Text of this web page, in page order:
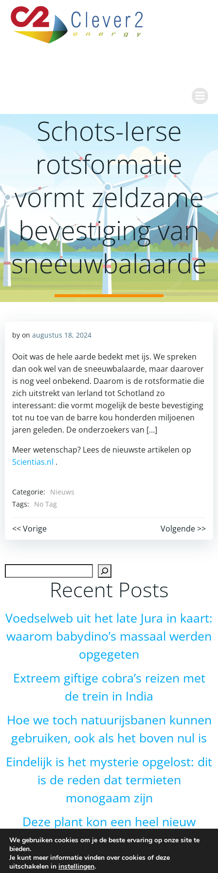
naar
de
inhoud
Schots-Ierse
rotsformatie
vormt zeldzame
bevestiging van
sneeuwbalaarde
by on augustus 18, 2024
Ooit was de hele aarde bedekt met ijs. We spreken
dan ook wel van de sneeuwbalaarde, maar daarover
is nog veel onbekend. Daarom is de rotsformatie die
zich uitstrekt van Ierland tot Schotland zo
interessant: die vormt mogelijk de beste bevestiging
tot nu toe van de barre kou honderden miljoenen
jaren geleden. De onderzoekers van […]
Meer wetenschap? Lees de nieuwste artikelen op
Scientias.nl .
Categorie:
Nieuws
Tags:
No Tag
Post
navigation
<< Vorige
Post
navigation
Volgende >>
Recent Posts
Voedselweb uit het late Jura in kaart:
waarom babydino’s massaal werden
opgegeten
Extreem giftige cobra’s reizen met
de trein in India
Hoe we toch natuurijsbanen kunnen
gebruiken, ook als het boven nul is
Eindelijk is het mysterie opgelost: dit
is de reden dat termieten
monogaam zijn
Deze plant kon een heel nieuw
gebied veroveren door van vorm te
veranderen en dat is onverwacht
We gebruiken cookies om je de beste ervaring op onze site te
bieden.
Je kunt meer informatie vinden over cookies of deze
uitschakelen in instellingen.